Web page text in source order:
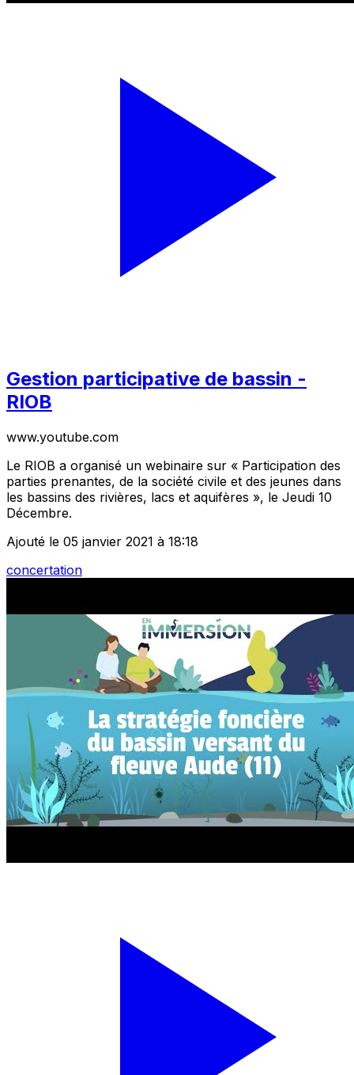
Gestion participative de bassin -
RIOB
www.youtube.com
Le RIOB a organisé un webinaire sur « Participation des
parties prenantes, de la société civile et des jeunes dans
les bassins des rivières, lacs et aquifères », le Jeudi 10
Décembre.
Ajouté le 05 janvier 2021 à 18:18
concertation